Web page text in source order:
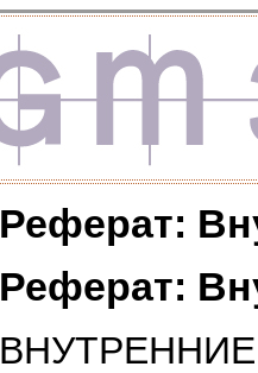
Реферат:
Реферат: